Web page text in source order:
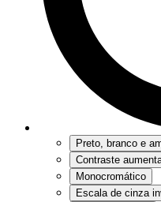
Preto, branco e
Contraste
Monocromático
Escala de cinza